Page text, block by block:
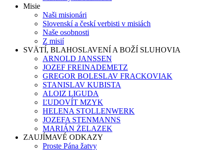
Misie
Naši misionári
Slovenskí a českí verbisti v misiách
Naše osobnosti
Z misií
SVÄTÍ, BLAHOSLAVENÍ A BOŽÍ SLUHOVIA
ARNOLD JANSSEN
JOZEF FREINADEMETZ
GREGOR BOLESLAV FRACKOVIAK
STANISLAV KUBISTA
ALOIZ LIGUDA
ĽUDOVÍT MZYK
HELENA STOLLENWERK
JOZEFA STENMANNS
MARIÁN ŻELAZEK
ZAUJÍMAVÉ ODKAZY
Proste Pána žatvy